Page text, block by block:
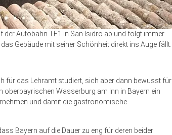
Autobahn TF1 in San Isidro ab und folgt immer
Gebäude mit seiner Schönheit direkt ins Auge fällt.
für das Lehramt studiert, sich aber dann bewusst für
Wasserburg am Inn in Bayern ein
und damit die gastronomische
Bayern auf die Dauer zu eng für deren beider